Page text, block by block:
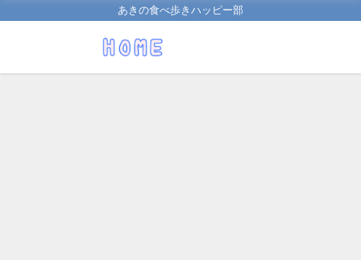
あきの食べ歩きハッピー部